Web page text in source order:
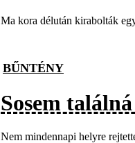
Ma kora délután kirabolták
BŰNTÉNY
Sosem
Nem mindennapi helyre